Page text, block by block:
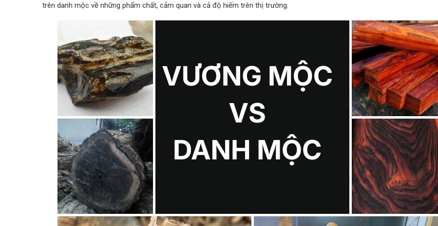
trên danh mộc về những phẩm chất, cảm quan và cả độ hiếm trên thị trường.